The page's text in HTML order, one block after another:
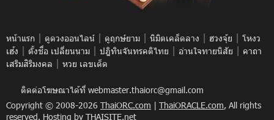
หน้าแรก | ดูดวงออนไลน์ | ดูฤกษ์ยาม | นิมิตเคล็ดลาง | ฮวงจุ้ย | โหงว
เฮ้ง | ตั้งชื่อ เปลี่ยนนาม | ปฎิทินจันทรคติไทย | อ่านใจทายนิสัย | คาถา
เสริมสิริมงคล | หวย เลขเด็ด
ติดต่อโฆษณาได้ที่ webmaster.thaiorc@gmail.com
Copyright © 2008-2026 ThaiORC.com | ThaiORACLE.com, All rights
reserved. Hosting by THAISITE.net